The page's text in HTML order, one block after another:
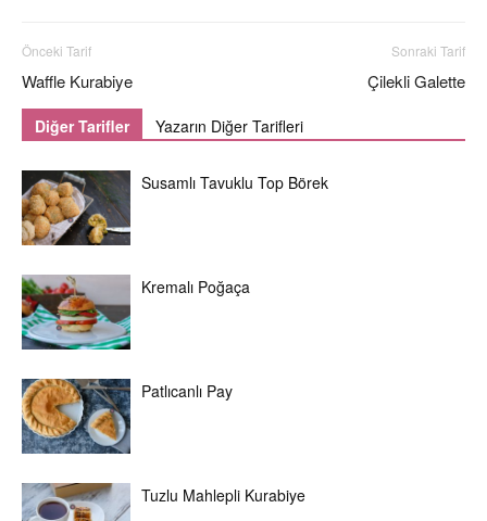
Önceki Tarif
Waffle Kurabiye
Sonraki Tarif
Çilekli Galette
Diğer Tarifler Yazarın Diğer Tarifleri
Susamlı Tavuklu Top Börek
Kremalı Poğaça
Patlıcanlı Pay
Tuzlu Mahlepli Kurabiye